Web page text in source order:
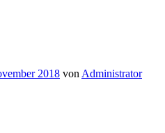
2018 von Administrator